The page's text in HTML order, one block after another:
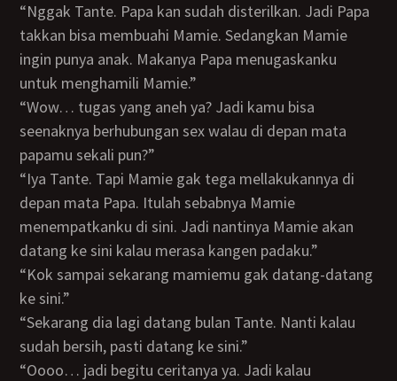
“Nggak Tante. Papa kan sudah disterilkan. Jadi Papa
takkan bisa membuahi Mamie. Sedangkan Mamie
ingin punya anak. Makanya Papa menugaskanku
untuk menghamili Mamie.”
“Wow… tugas yang aneh ya? Jadi kamu bisa
seenaknya berhubungan sex walau di depan mata
papamu sekali pun?”
“Iya Tante. Tapi Mamie gak tega mellakukannya di
depan mata Papa. Itulah sebabnya Mamie
menempatkanku di sini. Jadi nantinya Mamie akan
datang ke sini kalau merasa kangen padaku.”
“Kok sampai sekarang mamiemu gak datang-datang
ke sini.”
“Sekarang dia lagi datang bulan Tante. Nanti kalau
sudah bersih, pasti datang ke sini.”
“Oooo… jadi begitu ceritanya ya. Jadi kalau